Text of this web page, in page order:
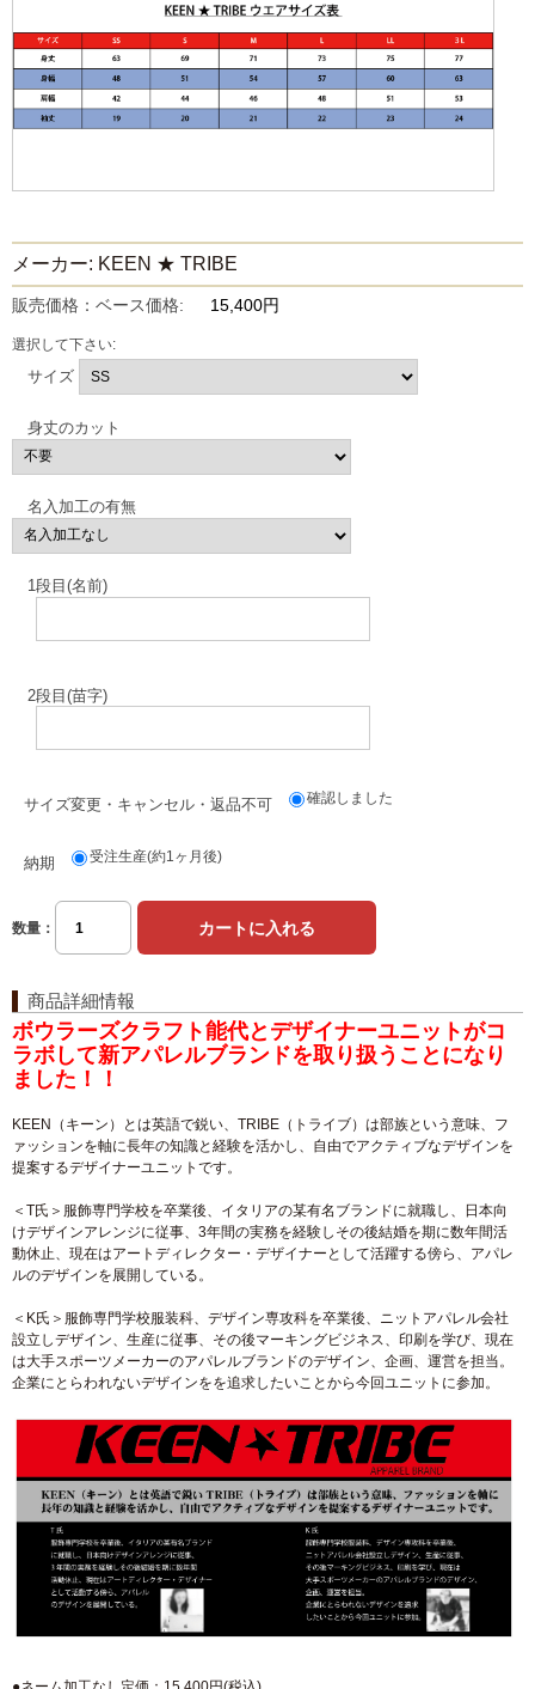
メーカー: KEEN ★ TRIBE
販売価格：ベース価格: 15,400円
選択して下さい:
サイズ
身丈のカット
名入加工の有無
1段目(名前)
2段目(苗字)
サイズ変更・キャンセル・返品不可 確認しました
納期 受注生産(約1ヶ月後)
数量：
商品詳細情報
ボウラーズクラフト能代とデザイナーユニットがコ
ラボして新アパレルブランドを取り扱うことになり
ました！！
KEEN（キーン）とは英語で鋭い、TRIBE（トライブ）は部族という意味、フ
ァッションを軸に長年の知識と経験を活かし、自由でアクティブなデザインを
提案するデザイナーユニットです。
＜T氏＞服飾専門学校を卒業後、イタリアの某有名ブランドに就職し、日本向
けデザインアレンジに従事、3年間の実務を経験しその後結婚を期に数年間活
動休止、現在はアートディレクター・デザイナーとして活躍する傍ら、アパレ
ルのデザインを展開している。
＜K氏＞服飾専門学校服装科、デザイン専攻科を卒業後、ニットアパレル会社
設立しデザイン、生産に従事、その後マーキングビジネス、印刷を学び、現在
は大手スポーツメーカーのアパレルブランドのデザイン、企画、運営を担当。
企業にとらわれないデザインをを追求したいことから今回ユニットに参加。